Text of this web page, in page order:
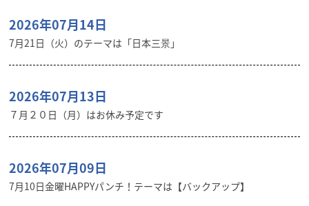
2026年07月14日
7月21日（火）のテーマは「日本三景」
2026年07月13日
７月２０日（月）はお休み予定です
2026年07月09日
7月10日金曜HAPPYパンチ！テーマは【バックアップ】